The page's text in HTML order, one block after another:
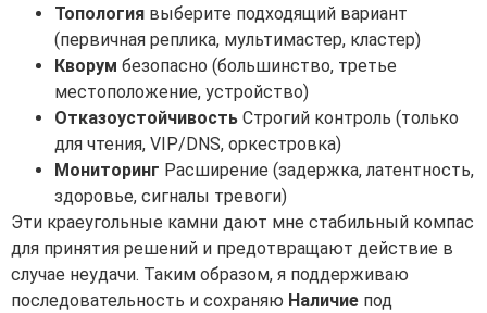
Топология выберите подходящий вариант
(первичная реплика, мультимастер, кластер)
Кворум безопасно (большинство, третье
местоположение, устройство)
Отказоустойчивость Строгий контроль (только
для чтения, VIP/DNS, оркестровка)
Мониторинг Расширение (задержка, латентность,
здоровье, сигналы тревоги)
Эти краеугольные камни дают мне стабильный компас
для принятия решений и предотвращают действие в
случае неудачи. Таким образом, я поддерживаю
последовательность и сохраняю Наличие под